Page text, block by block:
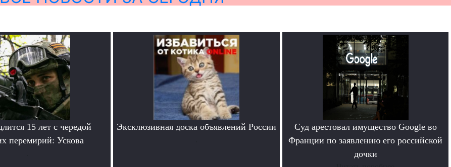
15 лет с чередой
перемирий: Ускова
Эксклюзивная доска объявлений России
Суд арестовал имущество Google во
Франции по заявлению его российской
дочки